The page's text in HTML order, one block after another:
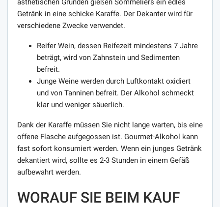
ästhetischen Gründen gießen Sommeliers ein edles
Getränk in eine schicke Karaffe. Der Dekanter wird für
verschiedene Zwecke verwendet.
Reifer Wein, dessen Reifezeit mindestens 7 Jahre
beträgt, wird von Zahnstein und Sedimenten
befreit.
Junge Weine werden durch Luftkontakt oxidiert
und von Tanninen befreit. Der Alkohol schmeckt
klar und weniger säuerlich.
Dank der Karaffe müssen Sie nicht lange warten, bis eine
offene Flasche aufgegossen ist. Gourmet-Alkohol kann
fast sofort konsumiert werden. Wenn ein junges Getränk
dekantiert wird, sollte es 2-3 Stunden in einem Gefäß
aufbewahrt werden.
WORAUF SIE BEIM KAUF